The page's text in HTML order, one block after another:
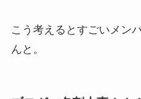
こう考えるとすごいメン
んと。